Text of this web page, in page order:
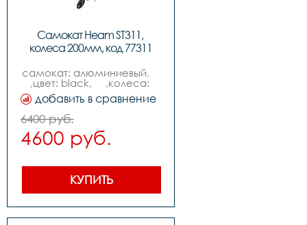
Самокат Heam ST311,
колеса 200мм, код 77311
самокат: алюминиевый,
,цвет: black,     ,колеса:
200mm pu,  ,подшипники:
abec-7,          ,вес:
3.7kg,,нагрузка макс:
добавить в сравнение
6400 руб.
4600 руб.
КУПИТЬ